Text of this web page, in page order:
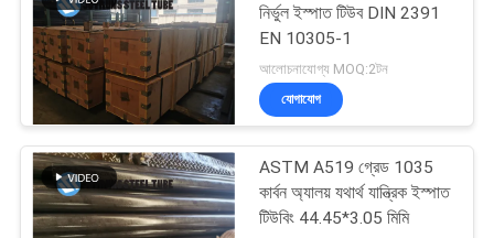
ডাবল ওয়াল স্টিল টিউব
নির্ভুল ইস্পাত টিউব DIN 2391
EN 10305-1
আলোচনাযোগ্য MOQ:2টন
যোগাযোগ
ASTM A519 গ্রেড 1035
কার্বন অ্যালয় যথার্থ যান্ত্রিক ইস্পাত
টিউবিং 44.45*3.05 মিমি